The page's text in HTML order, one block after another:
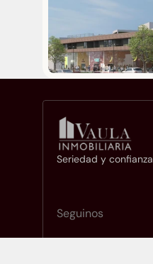
Seriedad y confianza
Seguinos